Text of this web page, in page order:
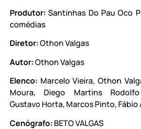
Produtor: Santinhas Do Pau Oco
comédias
Diretor:Othon Valgas
Autor:Othon Valgas
Elenco: Marcelo Vieira, Othon
Moura, Diego Martins Rodolfo
Gustavo Horta, Marcos Pinto, Fábio
Cenógrafo: BETO VALGAS